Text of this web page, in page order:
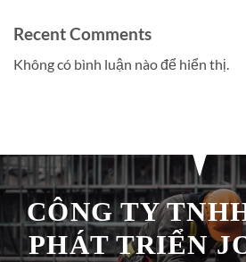
Recent Comments
Không có bình luận nào để hiển thị.
CÔNG TY
PHÁT TRIỂN